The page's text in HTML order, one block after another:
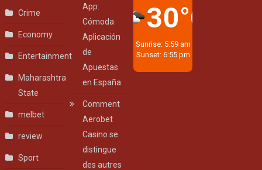
Crime
Economy
Entertainment
Maharashtra
State
melbet
review
Sport
App:
Cómoda
Aplicación
de
Apuestas
en España
Comment
Aerobet
Casino se
distingue
des autres
30°C
Sunrise: 5:59 am
Sunset: 6:55 pm